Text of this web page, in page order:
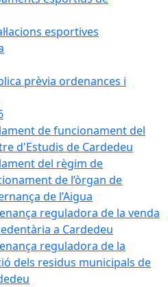
esportives
prèvia ordenances i
de funcionament del
d'Estudis de Cardedeu
del règim de
de l’òrgan de
de l’Aigua
reguladora de la venda
a Cardedeu
reguladora de la
dels residus municipals de